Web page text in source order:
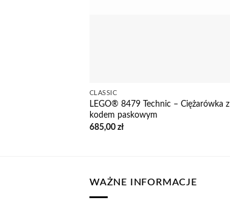
CLASSIC
LEGO® 8479 Technic – Ciężarówka z
kodem paskowym
685,00 zł
WAŻNE INFORMACJE